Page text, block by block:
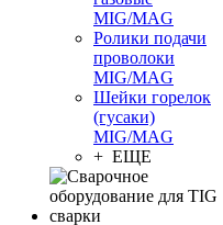
MIG/MAG
Ролики подачи
проволоки
MIG/MAG
Шейки горелок
(гусаки)
MIG/MAG
+ ЕЩЕ